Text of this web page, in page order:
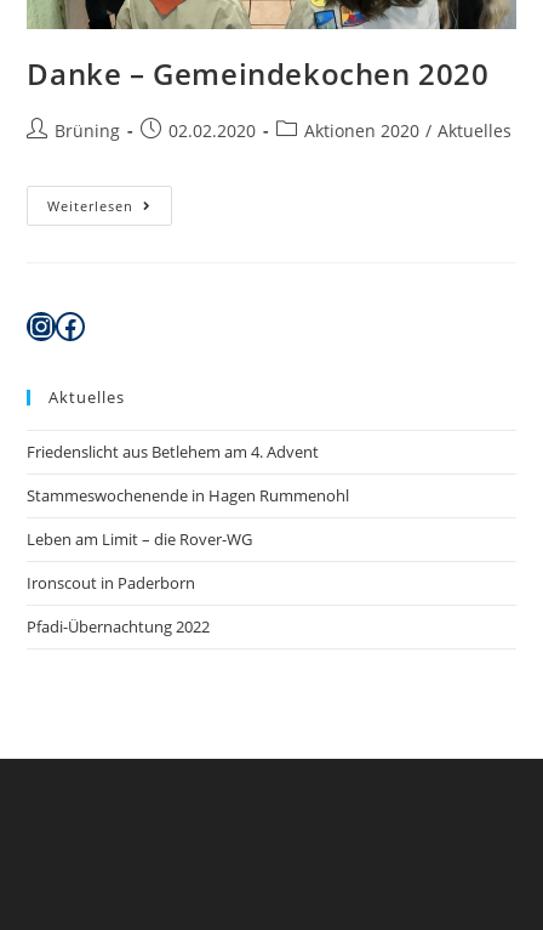
Danke – Gemeindekochen 2020
Beitrags-
Brüning
Beitrag02.02.2020
Beitrags-
Aktionen 2020 / Aktuelles
Weiterlesen Danke
–
Instagram
Facebook
Aktuelles
Friedenslicht aus Betlehem am 4. Advent
Stammeswochenende in Hagen Rummenohl
Leben am Limit – die Rover-WG
Ironscout in Paderborn
Pfadi-Übernachtung 2022